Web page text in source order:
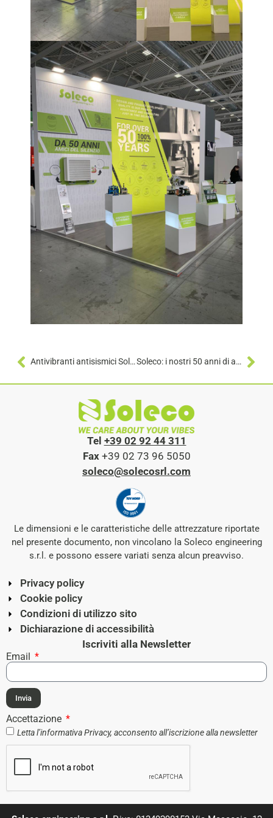
Antivibranti antisismici Soleco per il Tecnopolo di Bologna Soleco: i nostri 50 anni di attività
Tel +39 02 92 44 311
Fax+39 02 73 96 5050
soleco@solecosrl.com
Le dimensioni e le caratteristiche delle attrezzature riportate
nel presente documento, non vincolano la Soleco engineering
s.r.l. e possono essere variati senza alcun preavviso.
Privacy policy
Cookie policy
Condizioni di utilizzo sito
Dichiarazione di accessibilità
Iscriviti alla Newsletter
Email
Accettazione
Letta l’informativaPrivacy, acconsento all’iscrizione alla newsletter
Invia